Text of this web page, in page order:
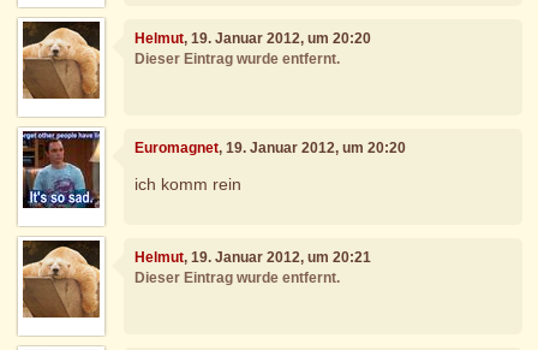
Helmut, 19. Januar 2012, um 20:20
Dieser Eintrag wurde entfernt.
Euromagnet, 19. Januar 2012, um 20:20
ich komm rein
Helmut, 19. Januar 2012, um 20:21
Dieser Eintrag wurde entfernt.